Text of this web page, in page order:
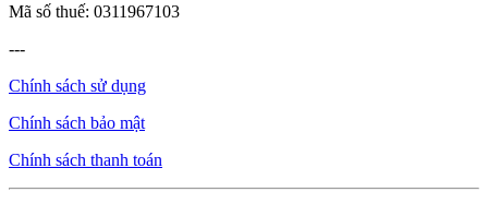
Mã số thuế: 0311967103
---
Chính sách sử dụng
Chính sách bảo mật
Chính sách thanh toán